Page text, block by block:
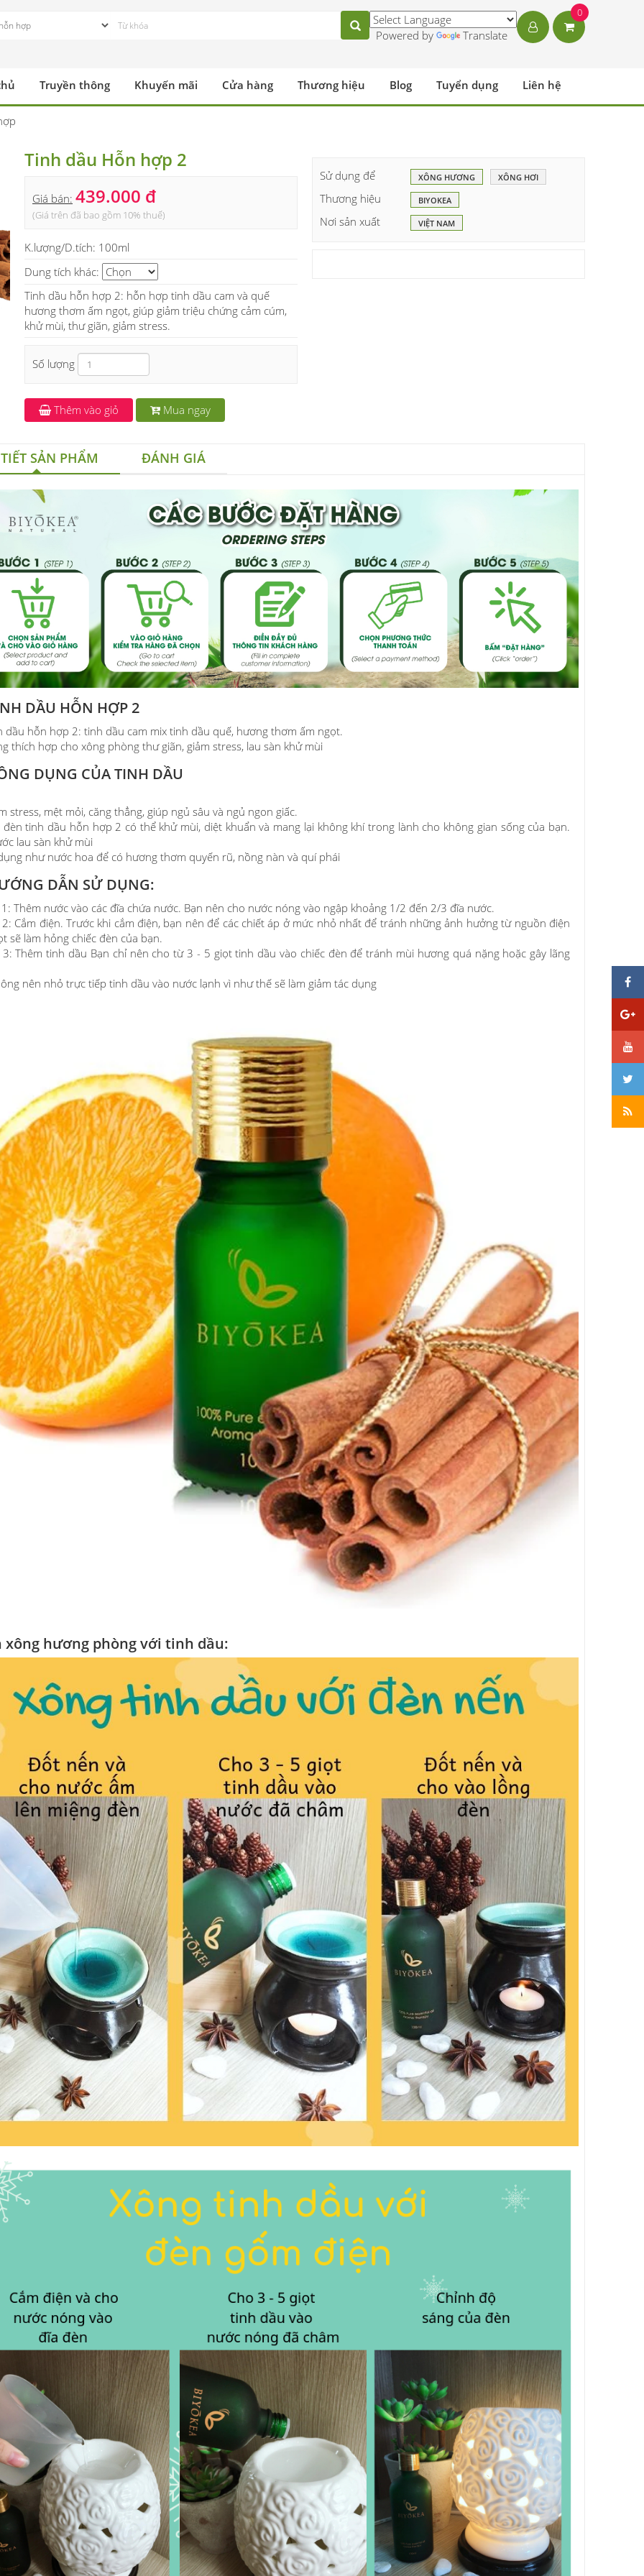
Powered by Translate
0
Truyền thông Khuyến mãi Cửa hàng Thương hiệu Blog Tuyển dụng Liên hệ
Tinh dầu Hỗn hợp 2
Giá bán: 439.000 đ
(Giá trên đã bao gồm 10% thuế)
K.lượng/D.tích: 100ml
Dung tích khác:
Tinh dầu hỗn hợp 2: hỗn hợp tinh dầu cam và quế
hương thơm ấm ngọt, giúp giảm triệu chứng cảm cúm,
khử mùi, thư giãn, giảm stress.
Số lượng
Thêm vào giỏ Mua ngay
Sử dụng để XÔNG HƯƠNG XÔNG HƠI
Thương hiệu BIYOKEA
Nơi sản xuất VIỆT NAM
SẢN PHẨM ĐÁNH GIÁ
DẦU HỖN HỢP 2
dầu hỗn hợp 2: tinh dầu cam mix tinh dầu quế, hương thơm ấm ngọt.
thích hợp cho xông phòng thư giãn, giảm stress, lau sàn khử mùi
DỤNG CỦA TINH DẦU
stress, mệt mỏi, căng thẳng, giúp ngủ sâu và ngủ ngon giấc.
tinh dầu hỗn hợp 2 có thể khử mùi, diệt khuẩn và mang lại không khí trong lành cho không gian sống của bạn.
lau sàn khử mùi
như nước hoa để có hương thơm quyến rũ, nồng nàn và quí phái
DẪN SỬ DỤNG:
Thêm nước vào các đĩa chứa nước. Bạn nên cho nước nóng vào ngập khoảng 1/2 đến 2/3 đĩa nước.
Cắm điện. Trước khi cắm điện, bạn nên để các chiết áp ở mức nhỏ nhất để tránh những ảnh hưởng từ nguồn điện
sẽ làm hỏng chiếc đèn của bạn.
3: Thêm tinh dầu Bạn chỉ nên cho từ 3 - 5 giọt tinh dầu vào chiếc đèn để tránh mùi hương quá nặng hoặc gây lãng
nên nhỏ trực tiếp tinh dầu vào nước lạnh vì như thế sẽ làm giảm tác dụng
xông hương phòng với tinh dầu: